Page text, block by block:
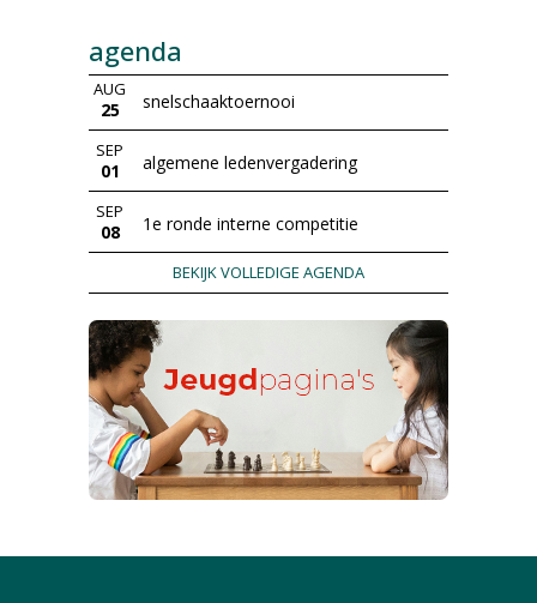
agenda
AUG
25 snelschaaktoernooi
SEP
01 algemene ledenvergadering
SEP
08 1e ronde interne competitie
BEKIJK VOLLEDIGE AGENDA